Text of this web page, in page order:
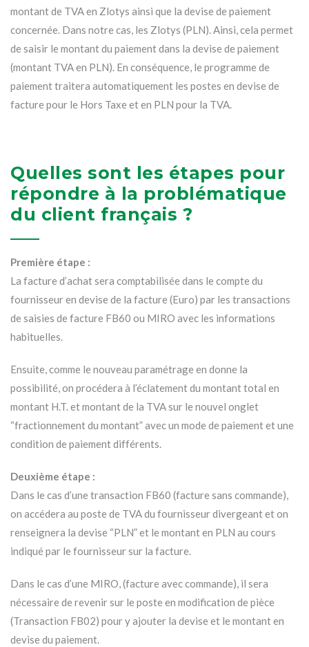
montant de TVA en Zlotys ainsi que la devise de paiement
concernée. Dans notre cas, les Zlotys (PLN). Ainsi, cela permet
de saisir le montant du paiement dans la devise de paiement
(montant TVA en PLN). En conséquence, le programme de
paiement traitera automatiquement les postes en devise de
facture pour le Hors Taxe et en PLN pour la TVA.
Quelles sont les étapes pour
répondre à la problématique
du client français ?
Première étape :
La facture d’achat sera comptabilisée dans le compte du
fournisseur en devise de la facture (Euro) par les transactions
de saisies de facture FB60 ou MIRO avec les informations
habituelles.
Ensuite, comme le nouveau paramétrage en donne la
possibilité, on procédera à l’éclatement du montant total en
montant H.T. et montant de la TVA sur le nouvel onglet
“fractionnement du montant” avec un mode de paiement et une
condition de paiement différents.
Deuxième étape :
Dans le cas d’une transaction FB60 (facture sans commande),
on accédera au poste de TVA du fournisseur divergeant et on
renseignera la devise “PLN” et le montant en PLN au cours
indiqué par le fournisseur sur la facture.
Dans le cas d’une MIRO, (facture avec commande), il sera
nécessaire de revenir sur le poste en modification de pièce
(Transaction FB02) pour y ajouter la devise et le montant en
devise du paiement.